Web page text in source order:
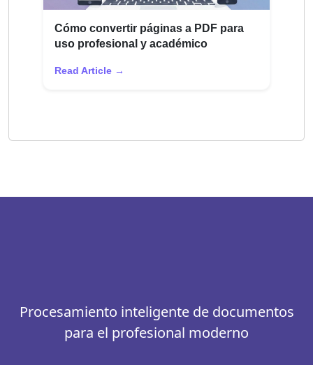
Cómo convertir páginas a PDF para
uso profesional y académico
Read Article →
Procesamiento inteligente de documentos
para el profesional moderno